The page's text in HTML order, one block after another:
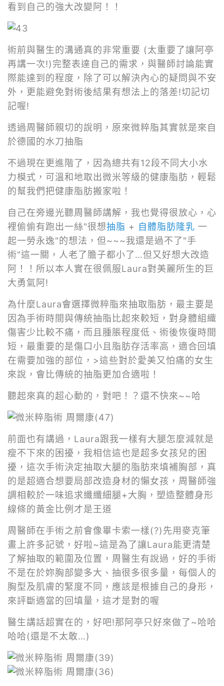
看到自己的強大改變阿！！
術前與醫生的溝通真的非常重要 (太重要了讓阿亭
再講一次!)完整表達自己的需求，與醫師討論能實
際能達到的程度，除了可以解決內心的疑問與不安
外，更能避免對術後結果有想法上的落差!切記切
記喔!
透過周醫師親切的說明，原來微粹脂其實就是來自
於德國的水刀抽脂
不過現在更進階了，因為總共有12段不同大小水
力模式，可溫和地取出微米等級的健康脂肪，輕鬆
的幫我們把健康脂肪搬家啦！
自己在旁邊光聽周醫師講解，我也覺得很放心，心
裡偷偷有跑出一絲"很想抽脂 + 自體脂肪隆乳 一
起一勞永逸"的想法，但~~~我還是過不了"手
術"這一關，人老了膽子都小了…但又好想大改造
阿！！所以本人實在很佩服Laura對美麗所生的巨
大勇氣阿!
為什麼Laura會選擇微粹脂來抽取脂肪，最主要是
因為手術時間與傳統抽脂比起來較短，對身體組織
傷害少比較不痛，而且腫脹程度低、術後恢復時間
短，最重要的是傷口小且脂肪存活率高，適合回填
在需要加強的部位，>這些對於愛美又怕痛的女生
來說，會比傳統的抽脂更加合適啦！
聽起來真的超心動的，對吧！？還不快來~~哈
前面也有講過，Laura跟我一樣有大腿怎麼減就是
瘦不下來的困擾，我相信這也是超多女孩兒的困
擾，這次手術決定抽取大腿的脂肪來填補胸部，真
的是超適合想要局部改造身材的懶女孩，周醫師強
調相較於一味追求纖纖細腿+大胸，塑造整體身形
線條的黃金比例才是王道
周醫師在手術之前會像畢卡索一樣(?)先用麥克筆
畫上許多記號，好啦~這是為了讓Laura能更清楚
了解抽取的範圍及位置，周醫生有說過，好的手術
不是在於妳胸部變多大、抽很多很多量，每個人的
胸型及肌膚的緊度不同，應該是根據自己的身形，
來評斷適當的回填量，這才是對的喔
醫生講話超實在的，好吧!那阿亭只好來做了~哈哈
哈哈(還是不太敢…)